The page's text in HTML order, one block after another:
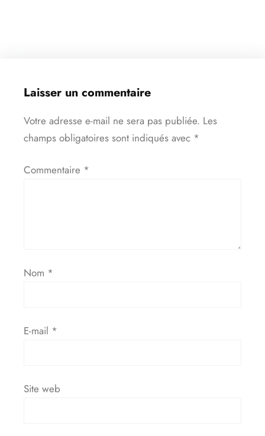
Laisser un commentaire
Votre adresse e-mail ne sera pas publiée. Les
champs obligatoires sont indiqués avec *
Commentaire *
Nom *
E-mail *
Site web